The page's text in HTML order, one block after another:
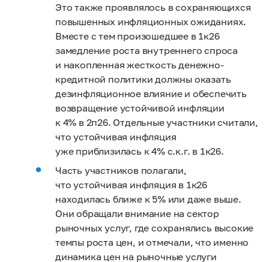
Это также проявлялось в сохраняющихся
повышенных инфляционных ожиданиях.
Вместе с тем произошедшее в 1к26
замедление роста внутреннего спроса
и накопленная жесткость денежно-
кредитной политики должны оказать
дезинфляционное влияние и обеспечить
возвращение устойчивой инфляции
к 4% в 2п26. Отдельные участники считали,
что устойчивая инфляция
уже приблизилась к 4% с.к.г. в 1к26.
Часть участников полагали,
что устойчивая инфляция в 1к26
находилась ближе к 5% или даже выше.
Они обращали внимание на сектор
рыночных услуг, где сохранялись высокие
темпы роста цен, и отмечали, что именно
динамика цен на рыночные услуги